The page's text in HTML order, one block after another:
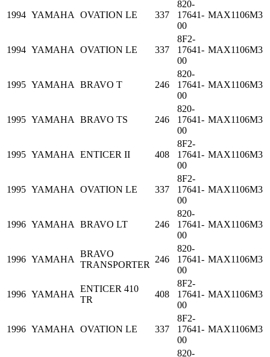
1994 YAMAHA OVATION LE 337
820-
17641-
00
MAX1106M3
1994 YAMAHA OVATION LE 337
8F2-
17641-
00
MAX1106M3
1995 YAMAHA BRAVO T 246
820-
17641-
00
MAX1106M3
1995 YAMAHA BRAVO TS 246
820-
17641-
00
MAX1106M3
1995 YAMAHA ENTICER II 408
8F2-
17641-
00
MAX1106M3
1995 YAMAHA OVATION LE 337
8F2-
17641-
00
MAX1106M3
1996 YAMAHA BRAVO LT 246
820-
17641-
00
MAX1106M3
1996 YAMAHA
BRAVO
TRANSPORTER
246
820-
17641-
00
MAX1106M3
1996 YAMAHA
ENTICER 410
TR
408
8F2-
17641-
00
MAX1106M3
1996 YAMAHA OVATION LE 337
8F2-
17641-
00
MAX1106M3
820-